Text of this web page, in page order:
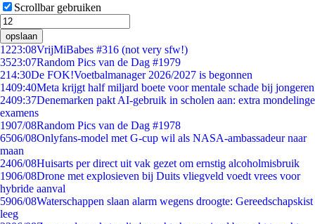
Scrollbar gebruiken
opslaan
1223:08VrijMiBabes #316 (not very sfw!)
3523:07Random Pics van de Dag #1979
214:30De FOK!Voetbalmanager 2026/2027 is begonnen
1409:40Meta krijgt half miljard boete voor mentale schade bij jongeren
2409:37Denemarken pakt AI-gebruik in scholen aan: extra mondelinge
examens
1907/08Random Pics van de Dag #1978
6506/08Onlyfans-model met G-cup wil als NASA-ambassadeur naar
maan
2406/08Huisarts per direct uit vak gezet om ernstig alcoholmisbruik
1906/08Drone met explosieven bij Duits vliegveld voedt vrees voor
hybride aanval
5906/08Waterschappen slaan alarm wegens droogte: Gereedschapskist
leeg